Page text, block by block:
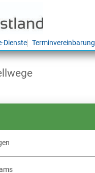
Dienste Terminvereinbarung